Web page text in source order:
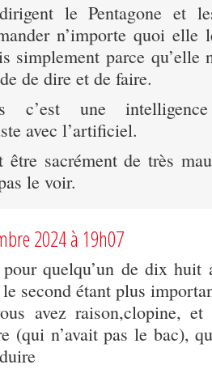
le Pentagone et
n’importe quoi elle
simplement parce qu’elle
de dire et de faire.
c’est une
avec l’artificiel.
sacrément de très
le voir.
2024 à 19h07
quelqu’un de dix huit
second étant plus
avez raison,clopine,
(qui n’avait pas le bac),